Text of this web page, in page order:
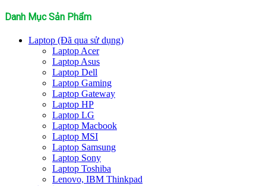
Danh Mục Sản Phẩm
Laptop (Đã qua sử dụng)
Laptop Acer
Laptop Asus
Laptop Dell
Laptop Gaming
Laptop Gateway
Laptop HP
Laptop LG
Laptop Macbook
Laptop MSI
Laptop Samsung
Laptop Sony
Laptop Toshiba
Lenovo, IBM Thinkpad